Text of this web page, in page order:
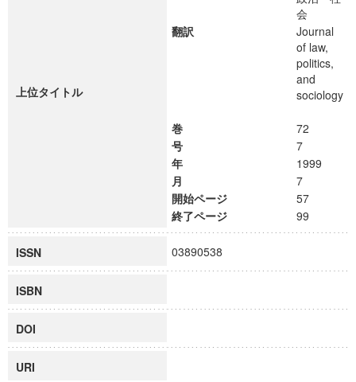
上位タイトル
会
翻訳
Journal
of law,
politics,
and
sociology
巻
72
号
7
年
1999
月
7
開始ページ
57
終了ページ
99
ISSN 03890538
ISBN
DOI
URI